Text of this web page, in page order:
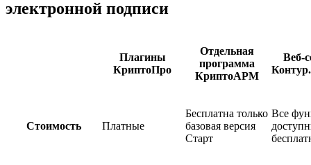
электронной подписи
Плагины
КриптоПро
Отдельная
программа
КриптоАРМ
Веб-
Стоимость Платные
Бесплатна только
базовая версия
Старт
Все